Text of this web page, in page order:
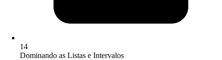
14
Dominando as Listas e Intervalos